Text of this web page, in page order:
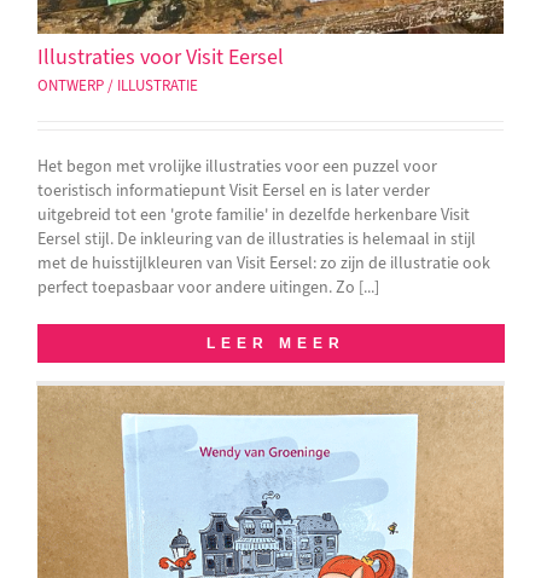
Illustraties voor Visit Eersel
ONTWERP / ILLUSTRATIE
Het begon met vrolijke illustraties voor een puzzel voor
toeristisch informatiepunt Visit Eersel en is later verder
uitgebreid tot een 'grote familie' in dezelfde herkenbare Visit
Eersel stijl. De inkleuring van de illustraties is helemaal in stijl
met de huisstijlkleuren van Visit Eersel: zo zijn de illustratie ook
perfect toepasbaar voor andere uitingen. Zo [...]
LEER MEER